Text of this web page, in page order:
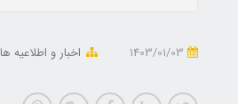
اخبار و اطلاعیه ها